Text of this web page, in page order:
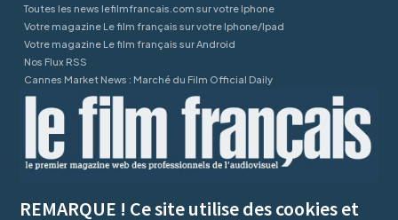
Toutes les news lefilmfrancais.com sur votre Iphone
Votre magazine Le film français sur votre Iphone/Ipad
Votre magazine Le film français sur Android
Nos Flux RSS
Cannes Market News : Marché du Film Official Daily
REMARQUE ! Ce site utilise des cookies et